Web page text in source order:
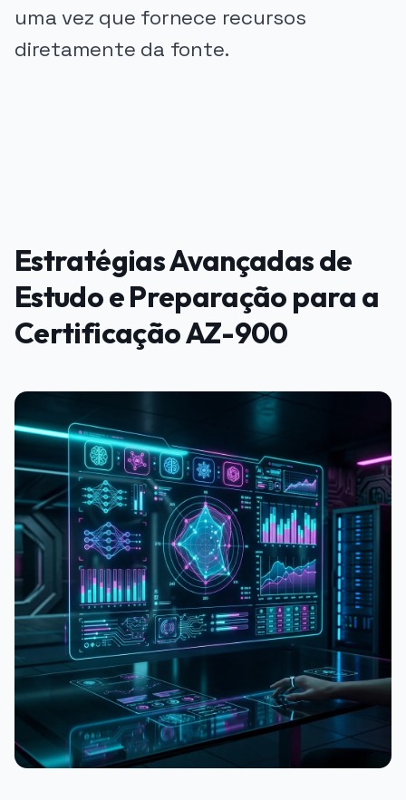
uma vez que fornece recursos
diretamente da fonte.
Estratégias Avançadas de
Estudo e Preparação para a
Certificação AZ-900